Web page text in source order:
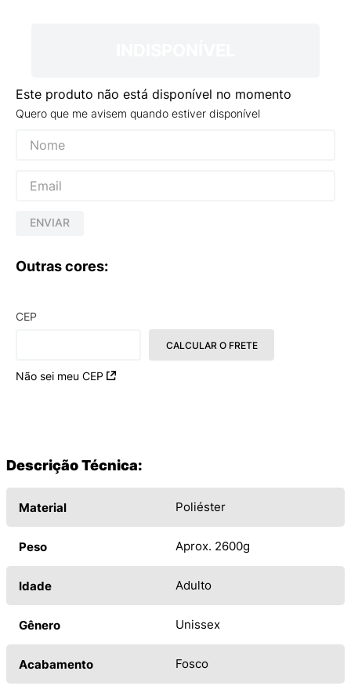
Este produto não está disponível no momento
Quero que me avisem quando estiver disponível
ENVIAR
Outras cores:
CEP
Não sei meu CEP
CALCULAR O FRETE
Descrição Técnica:
Material Poliéster
Peso Aprox. 2600g
Idade Adulto
Gênero Unissex
Acabamento Fosco